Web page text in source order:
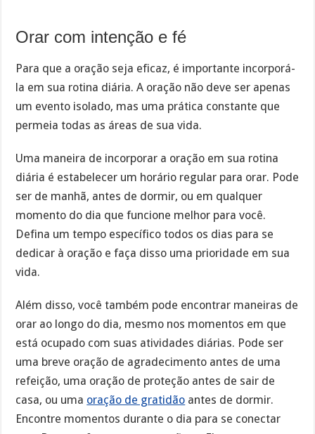
Orar com intenção e fé
Para que a oração seja eficaz, é importante incorporá-
la em sua rotina diária. A oração não deve ser apenas
um evento isolado, mas uma prática constante que
permeia todas as áreas de sua vida.
Uma maneira de incorporar a oração em sua rotina
diária é estabelecer um horário regular para orar. Pode
ser de manhã, antes de dormir, ou em qualquer
momento do dia que funcione melhor para você.
Defina um tempo específico todos os dias para se
dedicar à oração e faça disso uma prioridade em sua
vida.
Além disso, você também pode encontrar maneiras de
orar ao longo do dia, mesmo nos momentos em que
está ocupado com suas atividades diárias. Pode ser
uma breve oração de agradecimento antes de uma
refeição, uma oração de proteção antes de sair de
casa, ou uma oração de gratidão antes de dormir.
Encontre momentos durante o dia para se conectar